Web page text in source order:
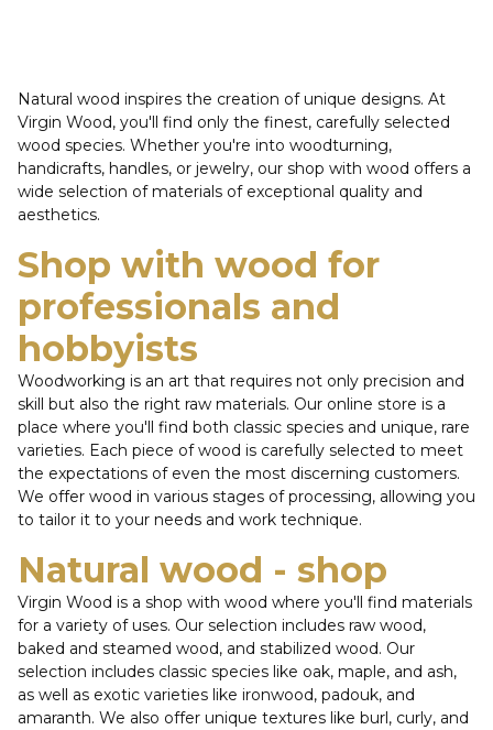
Natural wood inspires the creation of unique designs. At
Virgin Wood, you'll find only the finest, carefully selected
wood species. Whether you're into woodturning,
handicrafts, handles, or jewelry, our shop with wood offers a
wide selection of materials of exceptional quality and
aesthetics.
Shop with wood for
professionals and
hobbyists
Woodworking is an art that requires not only precision and
skill but also the right raw materials. Our online store is a
place where you'll find both classic species and unique, rare
varieties. Each piece of wood is carefully selected to meet
the expectations of even the most discerning customers.
We offer wood in various stages of processing, allowing you
to tailor it to your needs and work technique.
Natural wood - shop
Virgin Wood is a shop with wood where you'll find materials
for a variety of uses. Our selection includes raw wood,
baked and steamed wood, and stabilized wood. Our
selection includes classic species like oak, maple, and ash,
as well as exotic varieties like ironwood, padouk, and
amaranth. We also offer unique textures like burl, curly, and